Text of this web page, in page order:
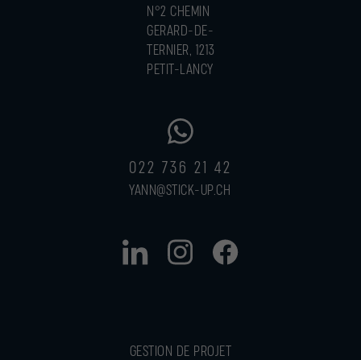
N°2 CHEMIN
GERARD-DE-
TERNIER, 1213
PETIT-LANCY
022 736 21 42
YANN@STICK-UP.CH
GESTION DE PROJET